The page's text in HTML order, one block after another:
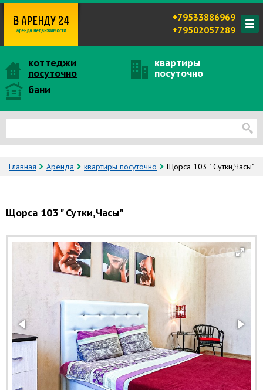
+79533886969
+79502057289
коттеджи
посуточно
квартиры
посуточно
бани
Главная Аренда квартиры посуточно Щорса 103 " Сутки,Часы"
Щорса 103 " Сутки,Часы"